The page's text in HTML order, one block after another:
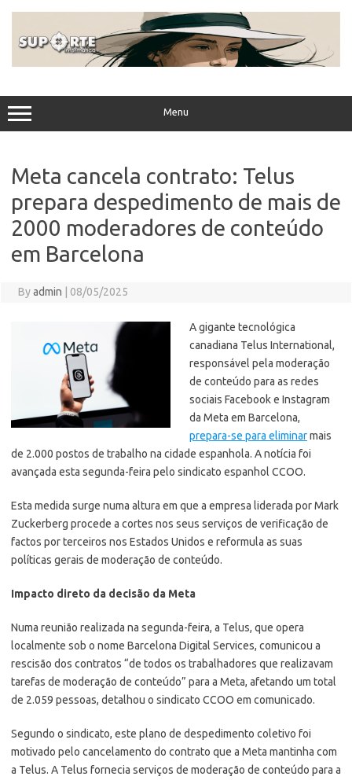
Menu
Meta cancela contrato: Telus
prepara despedimento de mais de
2000 moderadores de conteúdo
em Barcelona
Byadmin 08/05/2025
A gigante tecnológica
canadiana Telus International,
responsável pela moderação
de conteúdo para as redes
sociais Facebook e Instagram
da Meta em Barcelona,
prepara-se para eliminarmais
de 2.000 postos de trabalho na cidade espanhola. A notícia foi
avançada esta segunda-feira pelo sindicato espanhol CCOO.
Esta medida surge numa altura em que a empresa liderada por Mark
Zuckerberg procede a cortes nos seus serviços de verificação de
factos por terceiros nos Estados Unidos e reformula as suas
políticas gerais de moderação de conteúdo.
Impacto direto da decisão da Meta
Numa reunião realizada na segunda-feira, a Telus, que opera
localmente sob o nome Barcelona Digital Services, comunicou a
rescisão dos contratos “de todos os trabalhadores que realizavam
tarefas de moderação de conteúdo” para a Meta, afetando um total
de 2.059 pessoas, detalhou o sindicato CCOO em comunicado.
Segundo o sindicato, este plano de despedimento coletivo foi
motivado pelo cancelamento do contrato que a Meta mantinha com
a Telus. A Telus fornecia serviços de moderação de conteúdo para a